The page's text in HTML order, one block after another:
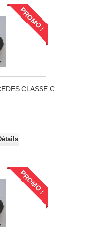
PROMO !
CLASSE C...
PROMO !